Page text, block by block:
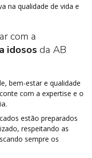
na qualidade de vida e
com a
idosos da AB
bem-estar e qualidade
com a expertise e o
estão preparados
respeitando as
sempre os